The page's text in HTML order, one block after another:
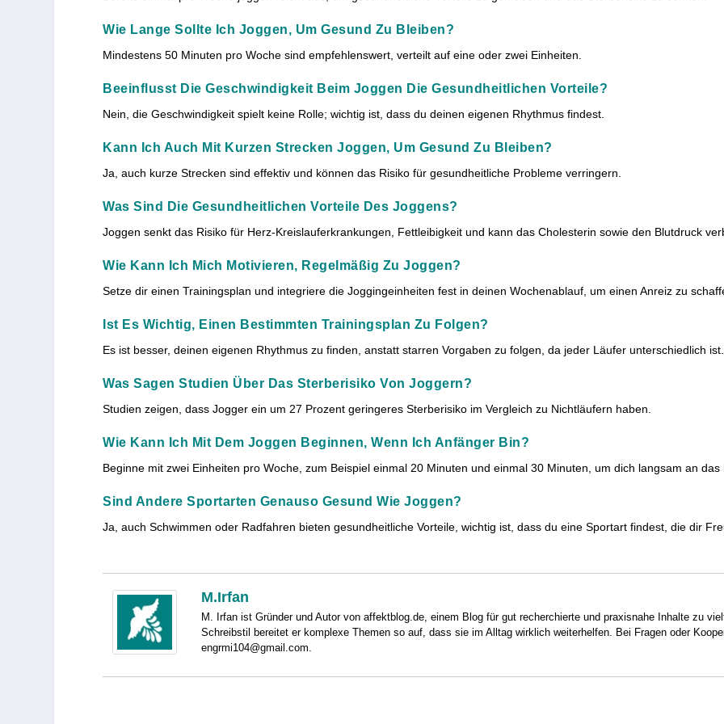
Wie Lange Sollte Ich Joggen, Um Gesund Zu Bleiben?
Mindestens 50 Minuten pro Woche sind empfehlenswert, verteilt auf eine oder zwei Einheiten.
Beeinflusst Die Geschwindigkeit Beim Joggen Die Gesundheitlichen Vorteile?
Nein, die Geschwindigkeit spielt keine Rolle; wichtig ist, dass du deinen eigenen Rhythmus findest.
Kann Ich Auch Mit Kurzen Strecken Joggen, Um Gesund Zu Bleiben?
Ja, auch kurze Strecken sind effektiv und können das Risiko für gesundheitliche Probleme verringern.
Was Sind Die Gesundheitlichen Vorteile Des Joggens?
Joggen senkt das Risiko für Herz-Kreislauferkrankungen, Fettleibigkeit und kann das Cholesterin sowie den Blutdruck
Wie Kann Ich Mich Motivieren, Regelmäßig Zu Joggen?
Setze dir einen Trainingsplan und integriere die Joggingeinheiten fest in deinen Wochenablauf, um einen Anreiz zu
Ist Es Wichtig, Einen Bestimmten Trainingsplan Zu Folgen?
Es ist besser, deinen eigenen Rhythmus zu finden, anstatt starren Vorgaben zu folgen, da jeder Läufer unterschiedlich ist.
Was Sagen Studien Über Das Sterberisiko Von Joggern?
Studien zeigen, dass Jogger ein um 27 Prozent geringeres Sterberisiko im Vergleich zu Nichtläufern haben.
Wie Kann Ich Mit Dem Joggen Beginnen, Wenn Ich Anfänger Bin?
Beginne mit zwei Einheiten pro Woche, zum Beispiel einmal 20 Minuten und einmal 30 Minuten, um dich langsam an das
Sind Andere Sportarten Genauso Gesund Wie Joggen?
Ja, auch Schwimmen oder Radfahren bieten gesundheitliche Vorteile, wichtig ist, dass du eine Sportart findest, die dir
M.Irfan
M. Irfan ist Gründer und Autor von affektblog.de, einem Blog für gut recherchierte und praxisnahe Inhalte zu
Schreibstil bereitet er komplexe Themen so auf, dass sie im Alltag wirklich weiterhelfen. Bei Fragen oder
engrmi104@gmail.com.